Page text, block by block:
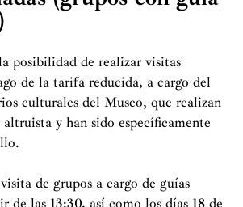
posibilidad de realizar visitas
de la tarifa reducida, a cargo del
culturales del Museo, que realizan
y han sido específicamente
de grupos a cargo de guías
de las 13:30, así como los días 18 de